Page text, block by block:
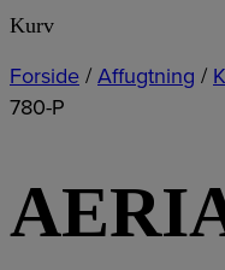
Kurv
Forside/Affugtning /
780-P